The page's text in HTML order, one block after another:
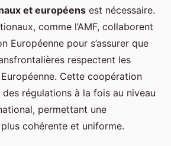
et européens est nécessaire.
comme l’AMF, collaborent
Européenne pour s’assurer que
respectent les
Européenne. Cette coopération
régulations à la fois au niveau
permettant une
cohérente et uniforme.